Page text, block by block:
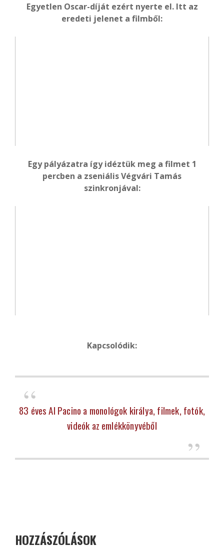
Egyetlen Oscar-díját ezért nyerte el. Itt az
eredeti jelenet a filmből:
Egy pályázatra így idéztük meg a filmet 1
percben a zseniális Végvári Tamás
szinkronjával:
Kapcsolódik:
83 éves Al Pacino a monológok királya, filmek, fotók,
videók az emlékkönyvéből
HOZZÁSZÓLÁSOK